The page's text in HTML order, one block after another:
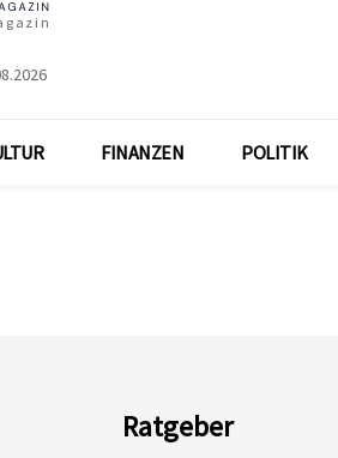
FINANZEN POLITIK
Ratgeber